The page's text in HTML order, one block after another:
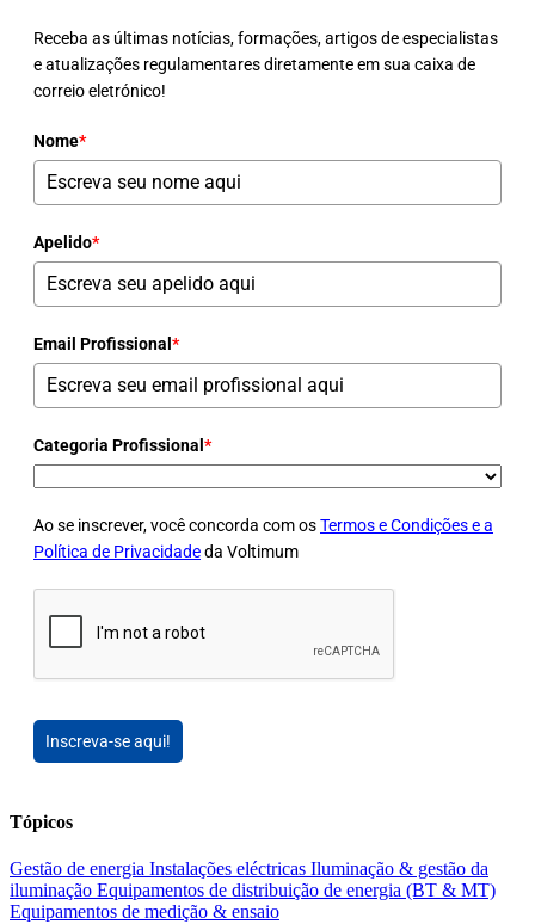
Receba as últimas notícias, formações, artigos de especialistas
e atualizações regulamentares diretamente em sua caixa de
correio eletrónico!
Nome*
Apelido*
Email Profissional *
Categoria Profissional *
Ao se inscrever, você concorda com osTermos e Condições e a
Política de Privacidadeda Voltimum
Inscreva-se aqui!
Tópicos
Gestão de energia Instalações eléctricas Iluminação & gestão da
iluminação Equipamentos de distribuição de energia (BT & MT)
Equipamentos de medição & ensaio